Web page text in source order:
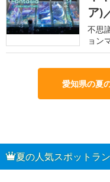
ア)
不思
ョン
愛知県の夏
夏の人気スポットラ